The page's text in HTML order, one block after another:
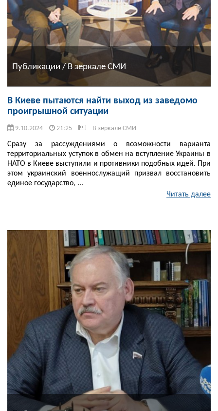
Публикации / В зеркале СМИ
В Киеве пытаются найти выход из заведомо
проигрышной ситуации
9.10.2024 21:25 В зеркале СМИ
Сразу за рассуждениями о возможности варианта
территориальных уступок в обмен на вступление Украины в
НАТО в Киеве выступили и противники подобных идей. При
этом украинский военнослужащий призвал восстановить
единое государство, ...
Читать далее